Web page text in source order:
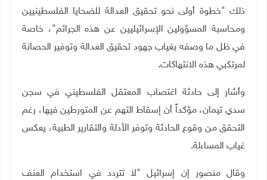
ذلك "خطوة أولى نحو تحقيق العدالة للضحايا الفلسطينيين
ومحاسبة المسؤولين الإسرائيليين عن هذه الجرائم"، خاصة
في ظل ما وصفه بغياب جهود تحقيق العدالة وتوفير الحصانة
لمرتكبي هذه الانتهاكات.
وأشار إلى حادثة اغتصاب المعتقل الفلسطيني في سجن
سدي تيمان، مؤكداً أن إسقاط التهم عن المتورطين فيها، رغم
التحقق من وقوع الحادثة وتوفر الأدلة والتقارير الطبية، يعكس
غياب المساءلة.
وقال منصور إن إسرائيل "لا تتردد في استخدام العنف